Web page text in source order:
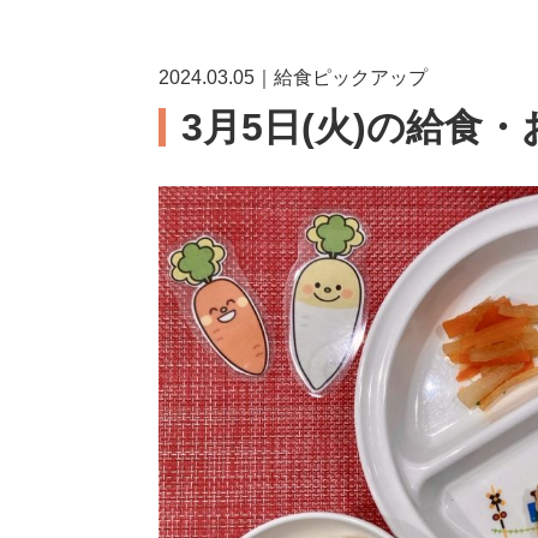
2024.03.05｜給食ピックアップ
3月5日(火)の給食・